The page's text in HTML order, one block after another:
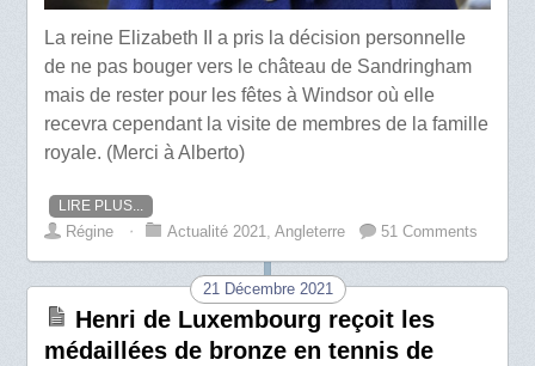
La reine Elizabeth II a pris la décision personnelle
de ne pas bouger vers le château de Sandringham
mais de rester pour les fêtes à Windsor où elle
recevra cependant la visite de membres de la famille
royale. (Merci à Alberto)
LIRE PLUS...
Régine ⋅ Actualité 2021 ,Angleterre 51 Comments
21 Décembre 2021
Henri de Luxembourg reçoit les
médaillées de bronze en tennis de